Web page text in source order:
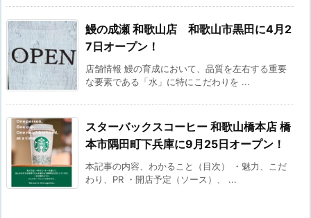
鰻の成瀬 和歌山店 和歌山市黒田に4月2
7日オープン！
店舗情報 鰻の育成において、品質を左右する重要
な要素である「水」に特にこだわりを ...
スターバックスコーヒー 和歌山橋本店 橋
本市隅田町下兵庫に9月25日オープン！
本記事の内容、わかること（目次） ・魅力、こだ
わり、PR ・開店予定（ソース）、 ...